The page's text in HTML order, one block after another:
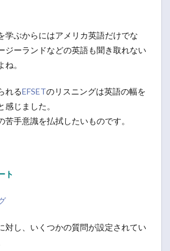
学ぶからにはアメリカ英語だけでな
ジーランドなどの英語も聞き取れない
。
れるEFSETのリスニングは英語の幅を
じました。
手意識を払拭したいものです。
ト
対し、いくつかの質問が設定されてい